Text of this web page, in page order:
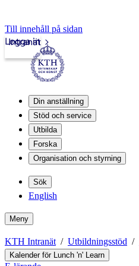
Till innehåll på sidan
Intranät
Logga in
Din anställning
Stöd och service
Utbilda
Forska
Organisation och styrning
Sök
English
Meny
KTH Intranät Utbildningsstöd
Kalender för Lunch 'n' Learn